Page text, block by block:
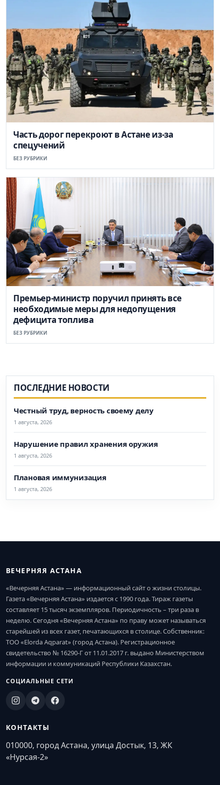
Часть дорог перекроют в Астане из-за
спецучений
БЕЗ РУБРИКИ
Премьер-министр поручил принять все
необходимые меры для недопущения
дефицита топлива
БЕЗ РУБРИКИ
ПОСЛЕДНИЕ НОВОСТИ
Честный труд, верность своему делу
1 августа, 2026
Нарушение правил хранения оружия
1 августа, 2026
Плановая иммунизация
1 августа, 2026
ВЕЧЕРНЯЯ АСТАНА
«Вечерняя Астана» — информационный сайт о жизни столицы.
Газета «Вечерняя Астана» издается с 1990 года. Тираж газеты
составляет 15 тысяч экземпляров. Периодичность – три раза в
неделю. Сегодня «Вечерняя Астана» по праву может называться
старейшей из всех газет, печатающихся в столице. Собственник:
ТОО «Elorda Aqparat» (город Астана). Регистрационное
свидетельство № 16290-Г от 11.01.2017 г. выдано Министерством
информации и коммуникаций Республики Казахстан.
СОЦИАЛЬНЫЕ СЕТИ
КОНТАКТЫ
010000, город Астана, улица Достык, 13, ЖК
«Нурсая-2»